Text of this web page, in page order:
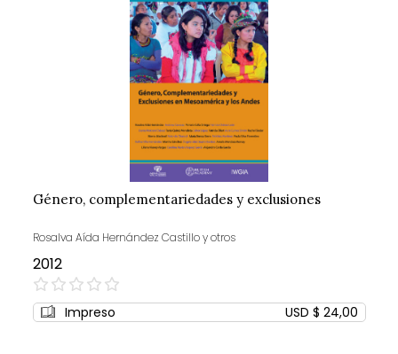
Género, complementariedades y exclusiones
Rosalva Aída Hernández Castillo y otros
2012
0%
Impreso USD $ 24,00